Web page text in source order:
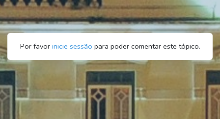
Por favor inicie sessão para poder comentar este tópico.